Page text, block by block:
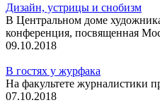
Дизайн, устрицы и снобизм
В Центральном доме
конференция, посвященная
09.10.2018
В гостях у журфака
На факультете журналистики
07.10.2018